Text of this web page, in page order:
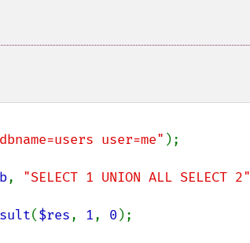
user=me" );
, "SELECT 1 UNION ALL SELECT 2"
($res, 1, 0 );